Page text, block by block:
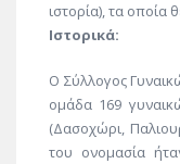
ιστορία), τα οποία
Ιστορικά:
Ο Σύλλογος
ομάδα 169
(Δασοχώρι,
του ονομασία